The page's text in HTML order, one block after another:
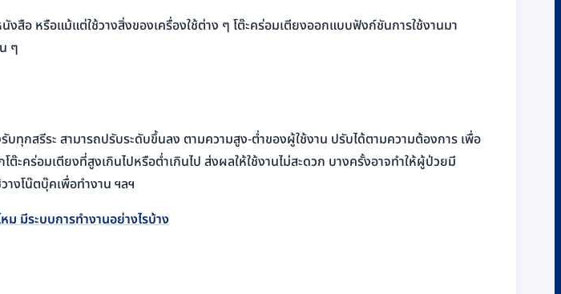
งสือ หรือแม้แต่ใช้วางสิ่งของเครื่องใช้ต่าง ๆ โต๊ะคร่อมเตียงออกแบบฟังก์ชันการใช้งานมา
ๆ
ทุกสรีระ สามารถปรับระดับขึ้นลง ตามความสูง-ต่ำของผู้ใช้งาน ปรับได้ตามความต้องการ เพื่อ
ะคร่อมเตียงที่สูงเกินไปหรือต่ำเกินไป ส่งผลให้ใช้งานไม่สะดวก บางครั้งอาจทำให้ผู้ป่วยมี
างโน๊ตบุ๊คเพื่อทำงาน ฯลฯ
ม มีระบบการทำงานอย่างไรบ้าง